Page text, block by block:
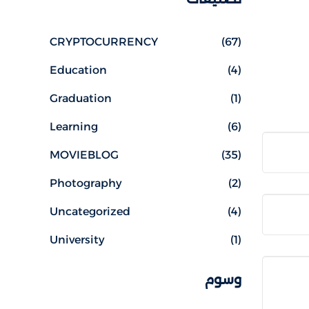
CRYPTOCURRENCY (67)
Education (4)
Graduation (1)
Learning (6)
MOVIEBLOG (35)
Photography (2)
Uncategorized (4)
University (1)
وسوم